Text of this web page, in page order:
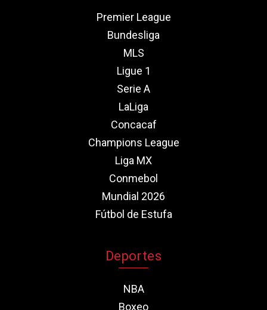
Premier League
Bundesliga
MLS
Ligue 1
Serie A
LaLiga
Concacaf
Champions League
Liga MX
Conmebol
Mundial 2026
Fútbol de Estufa
Deportes
NBA
Boxeo